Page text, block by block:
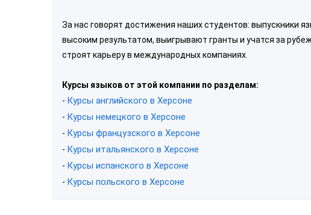
За нас говорят достижения наших студентов: выпускники
высоким результатом, выигрывают гранты и учатся за
строят карьеру в международных компаниях.
Курсы языков от этой компании по разделам:
- Курсы английского в Херсоне
- Курсы немецкого в Херсоне
- Курсы французского в Херсоне
- Курсы итальянского в Херсоне
- Курсы испанского в Херсоне
- Курсы польского в Херсоне